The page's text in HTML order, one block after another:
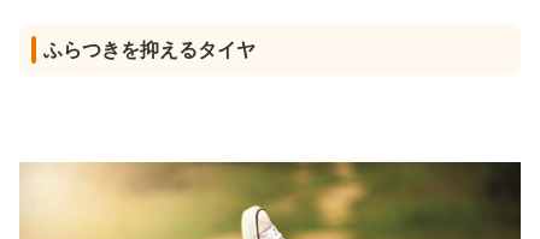
ふらつきを抑えるタイヤ